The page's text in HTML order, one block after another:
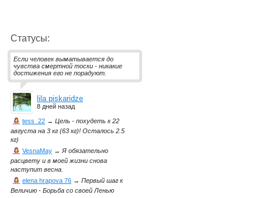
Статусы:
Если человек выматывается до
чувства смертной тоски - никакие
достижения его не порадуют.
lila piskaridze
8 дней назад
tess_22 → Цель - похудеть к 22
августа на 3 кг (63 кг)! Осталось 2.5
кг)
VesnaMay →Я обязательно
расцвету и в моей жизни снова
наступит весна.
elena hrapova 76 → Первый шаг к
Величию - Борьба со своей Ленью